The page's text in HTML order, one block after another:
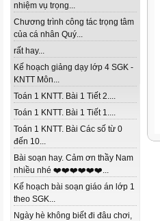
nhiệm vụ trọng...
Chương trình công tác trọng tâm
của cá nhân Quý...
rất hay...
Kế hoạch giảng dạy lớp 4 SGK -
KNTT Môn...
Toán 1 KNTT. Bài 1 Tiết 2....
Toán 1 KNTT. Bài 1 Tiết 1....
Toán 1 KNTT. Bài Các số từ 0
đến 10...
Bài soạn hay. Cảm ơn thầy Nam
nhiều nhé ❤️❤️❤️❤️❤️❤️...
Kế hoạch bài soạn giáo án lớp 1
theo SGK...
Ngày hè không biết đi đâu chơi,